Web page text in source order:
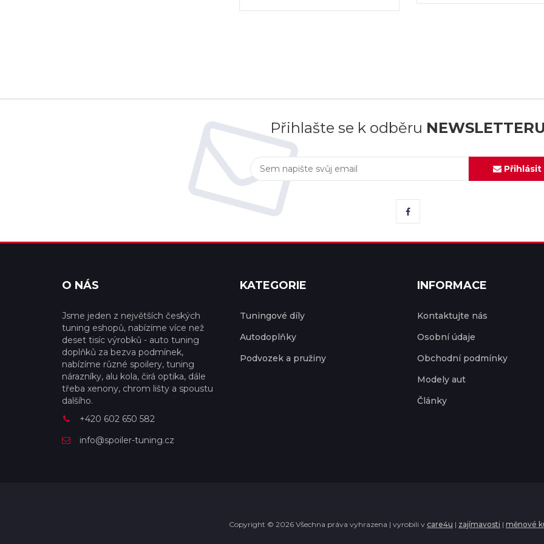
Přihlašte se k odběru
Přihlásit
O NÁS
Jsme jeden z největších českých
tuning eshopů, nabízíme více než
deset tisíc výrobků - auto tuning
doplňků za bezva podmínek,
nabízíme různé spoilery, tuning
nárazníky, alu kola, čirá optika, dále
třeba xenony, chrom lišty a spoustu
dalšího.
+420 602 650 582
info@spoiler-tuning.cz
KATEGORIE
Tuningové díly
Autodoplňky
Podvozek a pružiny
INFORMACE
Kontaktujte nás
Osobní údaje
Obchodní podmínky
Modely aut
Články
Copyright © 2026 Všechna práva vyhrazena | vyrobili v care4u | zajímavosti | měnové